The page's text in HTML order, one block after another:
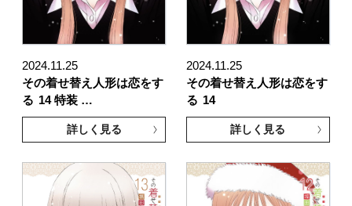
2024.11.25
その着せ替え人形は恋をす
る 14 特装 …
詳しく見る
2024.11.25
その着せ替え人形は恋をす
る 14
詳しく見る